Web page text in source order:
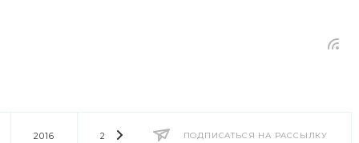
ПОДПИСАТЬСЯ НА РАССЫЛКУ
2016 2014 2013 2012 2011